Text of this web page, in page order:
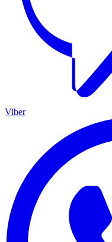
Viber